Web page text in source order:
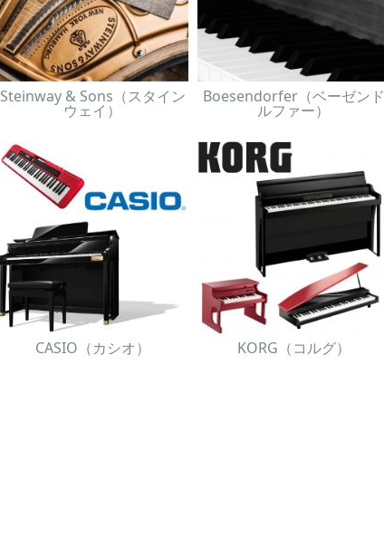
Steinway & Sons（スタイン
ウェイ）
Boesendorfer（ベーゼンド
ルファー）
CASIO（カシオ） KORG（コルグ）